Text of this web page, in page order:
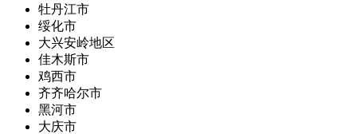
牡丹江市
绥化市
大兴安岭地区
佳木斯市
鸡西市
齐齐哈尔市
黑河市
大庆市